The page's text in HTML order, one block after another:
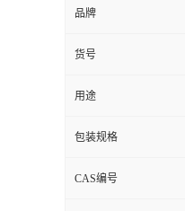
品牌
货号
用途
包装规格
CAS编号